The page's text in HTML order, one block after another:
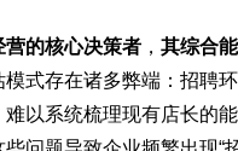
营的核心决策者 ， 其综合
模式存在诸多弊端：招聘
以系统梳理现有店长的